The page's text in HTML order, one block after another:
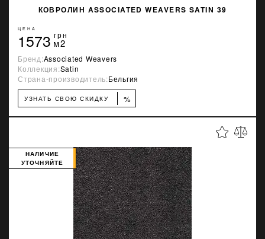
КОВРОЛИН ASSOCIATED WEAVERS SATIN 39
ЦЕНА
1573 грн
м2
Бренд:Associated Weavers
Коллекция:Satin
Страна-производитель:Бельгия
УЗНАТЬ СВОЮ СКИДКУ %
НАЛИЧИЕ
УТОЧНЯЙТЕ